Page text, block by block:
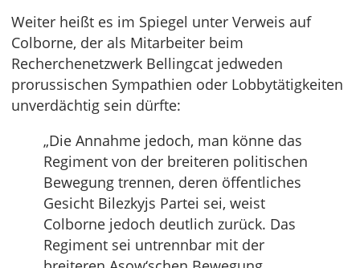
Weiter heißt es im Spiegel unter Verweis auf
Colborne, der als Mitarbeiter beim
Recherchenetzwerk Bellingcat jedweden
prorussischen Sympathien oder Lobbytätigkeiten
unverdächtig sein dürfte:
„Die Annahme jedoch, man könne das
Regiment von der breiteren politischen
Bewegung trennen, deren öffentliches
Gesicht Bilezkyjs Partei sei, weist
Colborne jedoch deutlich zurück. Das
Regiment sei untrennbar mit der